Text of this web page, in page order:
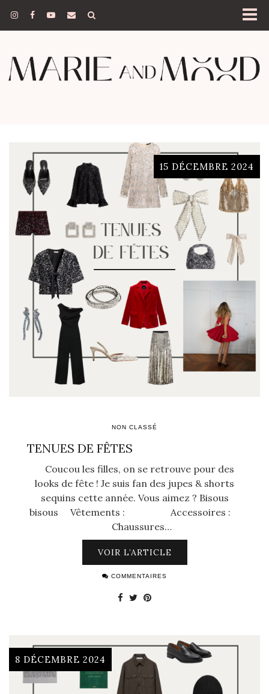
15 DÉCEMBRE 2024
NON CLASSÉ
TENUES DE FÊTES
Coucou les filles, on se retrouve pour des
looks de fête ! Je suis fan des jupes & shorts
sequins cette année. Vous aimez ? Bisous
bisous Vêtements : Accessoires :
Chaussures…
VOIR L’ARTICLE
COMMENTAIRES
8 DÉCEMBRE 2024